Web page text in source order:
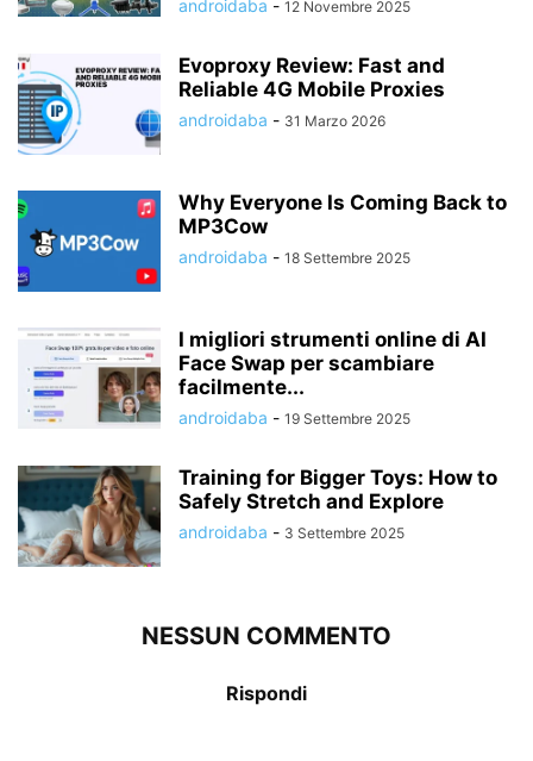
androidaba - 12 Novembre 2025
Evoproxy Review: Fast and
Reliable 4G Mobile Proxies
androidaba - 31 Marzo 2026
Why Everyone Is Coming Back to
MP3Cow
androidaba - 18 Settembre 2025
I migliori strumenti online di AI
Face Swap per scambiare
facilmente...
androidaba - 19 Settembre 2025
Training for Bigger Toys: How to
Safely Stretch and Explore
androidaba - 3 Settembre 2025
NESSUN COMMENTO
Rispondi